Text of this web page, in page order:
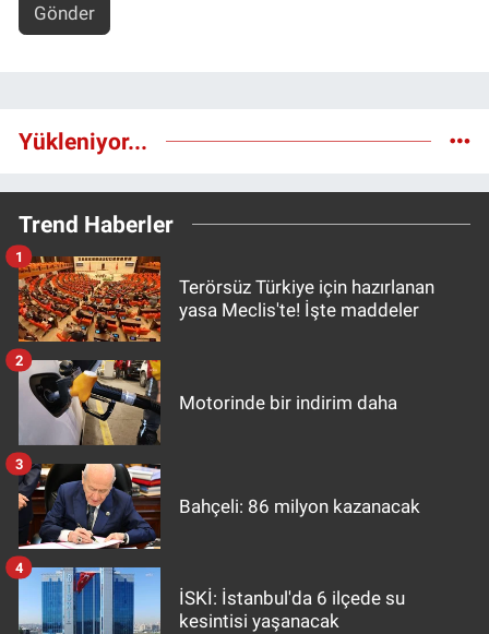
Gönder
Yükleniyor...
Trend Haberler
Terörsüz Türkiye için hazırlanan
yasa Meclis'te! İşte maddeler
1
Motorinde bir indirim daha
2
Bahçeli: 86 milyon kazanacak
3
İSKİ: İstanbul'da 6 ilçede su
kesintisi yaşanacak
4